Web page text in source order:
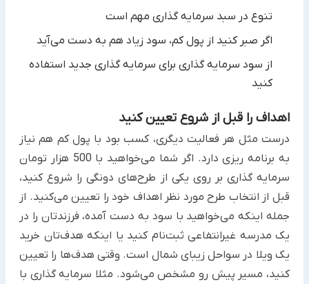
تنوع در سبد سرمایه گذاری مهم است
اگر صبر کنید از پول کم، سود زیاد هم به دست می‌آید
از سود سرمایه گذاری برای سرمایه گذاری جدید استفاده
کنید
اهداف را قبل از شروع تعیین کنید
درست مثل هر فعالیت دیگری، کسب بود با پول کم هم نیاز
به برنامه ریزی دارد. اگر شما می‌خواهید با 500 هزار تومان
سرمایه گذاری بر روی یکی از طرح‌های دونگی را شروع کنید،
قبل از انتخاب طرح مورد نظر اهداف خود را تعیین می‌کنید. از
جمله اینکه می‌خواهید با سود به دست آمده، فرزندتان را در
یک مدرسه غیرانتفاعی ثبت‌نام کنید یا اینکه هدف‌تان خرید
یک ویلا در سواحل زیبای شمال است. وقتی هدف‌ها را تعیین
کنید، مسیر پیش رو مشخص می‌شود. مثلا سرمایه گذاری با